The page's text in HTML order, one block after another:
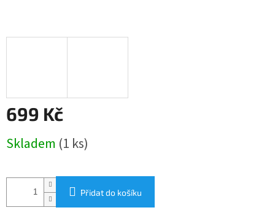
699 Kč
cena:
Skladem (1 ks)
Přidat do košíku